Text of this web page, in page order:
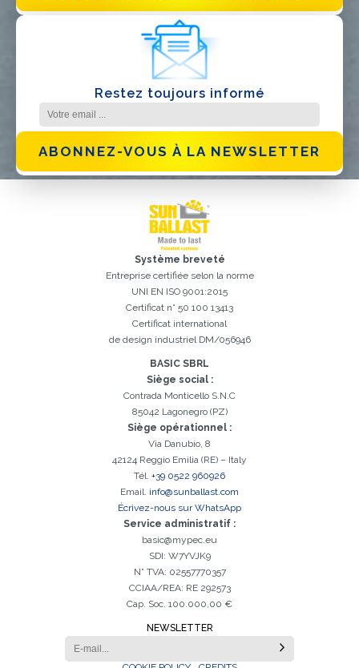
Restez toujours informé
ABONNEZ-VOUS À LA NEWSLETTER
Le champ Prénom est obligatoire
Le champ Nom est obligatoire
Le champ Agence est obligatoire
Le champ Ville est obligatoire
Le champ Téléphone est obligatoire
Le champ E-mail est obligatoire
E-mail saisi invalide
Il est essentiel d'accepter la politique de confidentialité
Inscription réussi. Vérifiez votre boîte e-mail pour procéder à
Désolé, vous avez rencontré l'erreur suivante:
Système breveté
Entreprise certifiée selon la norme
UNI EN ISO 9001:2015
Certificat n° 50 100 13413
Certificat international
de design industriel DM/056946
BASIC SBRL
Siège social :
Contrada Monticello S.N.C
85042 Lagonegro (PZ)
Siège opérationnel :
Via Danubio, 8
42124 Reggio Emilia (RE) – Italy
Tél. +39 0522 960926
Email. info@sunballast.com
Écrivez-nous sur WhatsApp
Service administratif :
basic@mypec.eu
SDI: W7YVJK9
N° TVA: 02557770357
CCIAA/REA: RE 292573
Cap. Soc. 100.000,00 €
NEWSLETTER